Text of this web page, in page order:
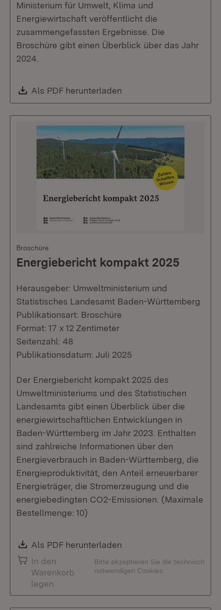
Ministerium für Umwelt, Klima und
Energiewirtschaft veröffentlicht die
zusammengefassten Ergebnisse. Die
Broschüre gibt einen Überblick über das Jahr
2024.
Download:
Als PDF herunterladen
Broschüre
Energiebericht kompakt 2025
Herausgeber: Umweltministerium und
Statistisches Landesamt Baden-Württemberg
Publikationsart: Broschüre
Format: 17 x 12 Zentimeter
Seitenzahl: 48
Publikationsdatum: Juli 2025
Der Energiebericht kompakt 2025 des
Umweltministeriums und des Statistischen
Landesamts gibt einen Überblick über die
energiewirtschaftlichen Entwicklungen in
Baden-Württemberg im Jahr 2023. Enthalten
sind zahlreiche Informationen über den
Energieverbrauch in Baden-Württemberg, die
Energieproduktivität, den Anteil erneuerbarer
Energieträger, die Stromerzeugung und die
energiebedingten CO2-Emissionen. (Maximale
Bestellmenge: 10)
Download:
Als PDF herunterladen
In den
Warenkorb
legen
Bitte akzeptieren Sie die technisch
notwendigen Cookies